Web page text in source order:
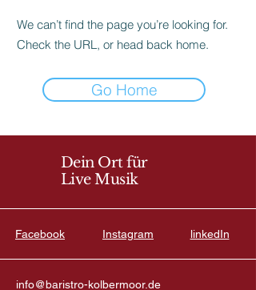
We can’t find the page you’re looking for.
Check the URL, or head back home.
Go Home
Dein Ort für
Live Musik
Facebook Instagram linkedIn
info@baristro-kolbermoor.de